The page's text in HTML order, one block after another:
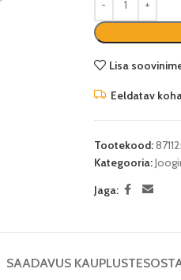
Lisa
Eeldatav
Tootekood:
Kategooria:
Jaga:
SAADAVUS KAUPLUSTES